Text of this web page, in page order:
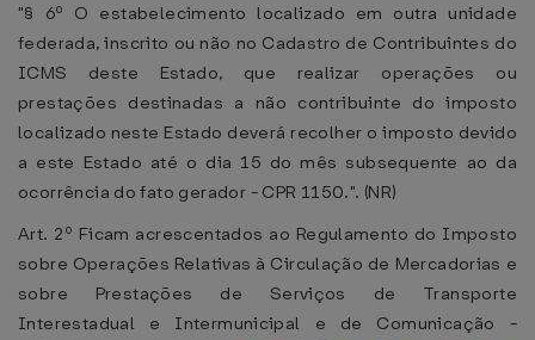
"§ 6º O estabelecimento localizado em outra unidade
federada, inscrito ou não no Cadastro de Contribuintes do
ICMS deste Estado, que realizar operações ou
prestações destinadas a não contribuinte do imposto
localizado neste Estado deverá recolher o imposto devido
a este Estado até o dia 15 do mês subsequente ao da
ocorrência do fato gerador - CPR 1150.". (NR)
Art. 2º Ficam acrescentados ao Regulamento do Imposto
sobre Operações Relativas à Circulação de Mercadorias e
sobre Prestações de Serviços de Transporte
Interestadual e Intermunicipal e de Comunicação -